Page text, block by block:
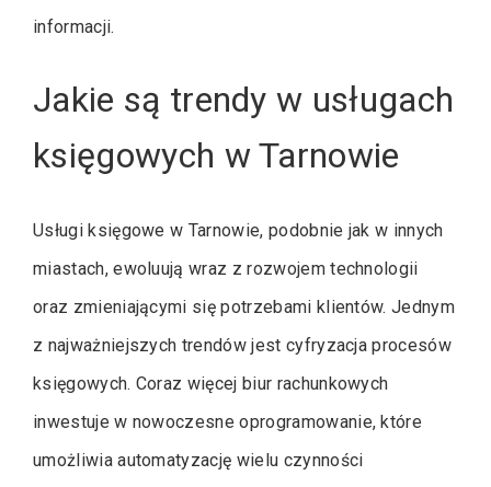
informacji.
Jakie są trendy w usługach
księgowych w Tarnowie
Usługi księgowe w Tarnowie, podobnie jak w innych
miastach, ewoluują wraz z rozwojem technologii
oraz zmieniającymi się potrzebami klientów. Jednym
z najważniejszych trendów jest cyfryzacja procesów
księgowych. Coraz więcej biur rachunkowych
inwestuje w nowoczesne oprogramowanie, które
umożliwia automatyzację wielu czynności